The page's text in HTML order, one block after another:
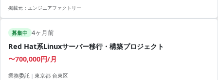
掲載元： エンジニアファクトリー
募集中 4ヶ月前
Red Hat系Linuxサーバー移行・構築プロジェクト
〜700,000円/月
業務委託 | 東京都 台東区